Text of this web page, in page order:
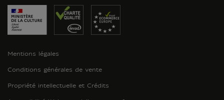
Mentions légales
Conditions générales de vente
Propriété intellectuelle et Crédits